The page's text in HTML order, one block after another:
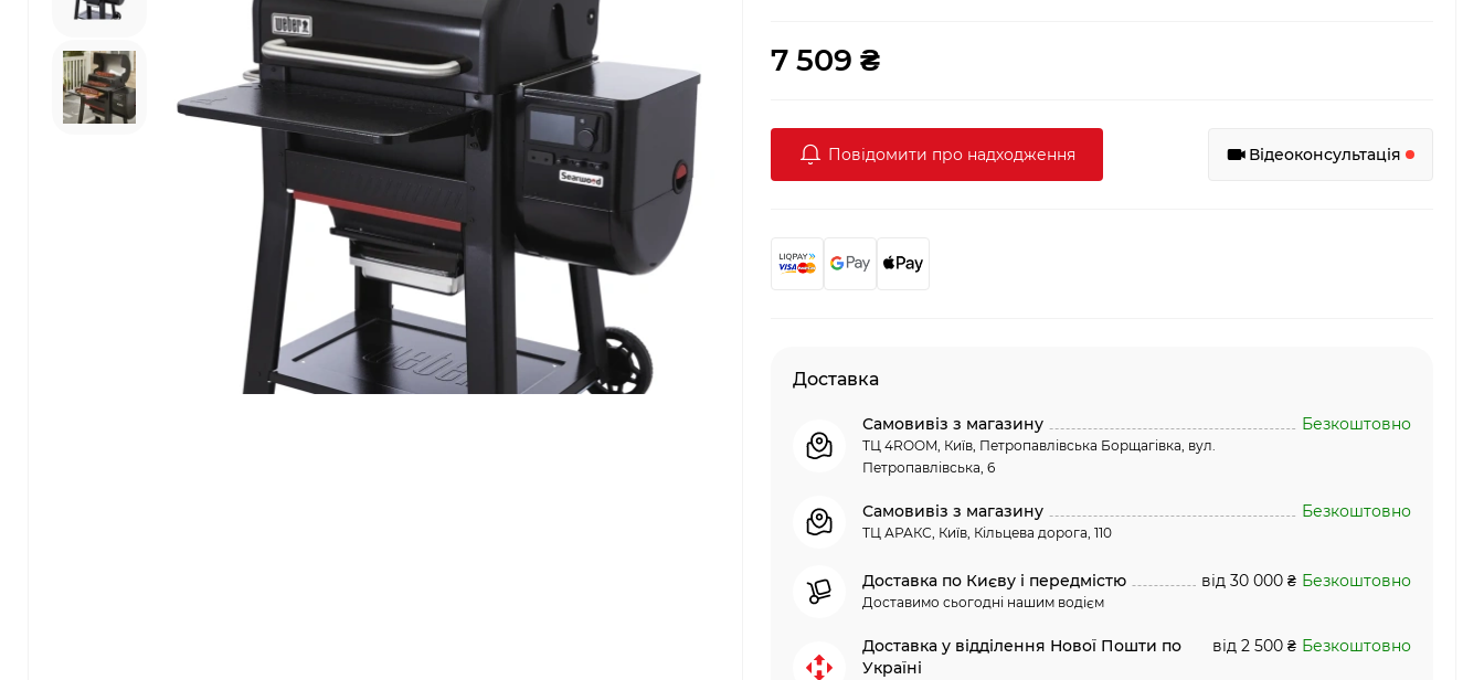
7 509 ₴
Повідомити про надходження Відеоконсультація
Доставка
Самовивіз з магазину
ТЦ 4ROOM, Київ, Петропавлівська Борщагівка, вул.
Петропавлівська, 6
Безкоштовно
Самовивіз з магазину
ТЦ АРАКС, Київ, Кільцева дорога, 110
Безкоштовно
Доставка по Києву і передмістю
Доставимо сьогодні нашим водієм
від 30 000 ₴ Безкоштовно
Доставка у відділення Нової Пошти по
Україні
від 2 500 ₴ Безкоштовно